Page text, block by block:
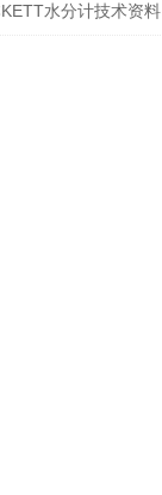
水分计技术资料